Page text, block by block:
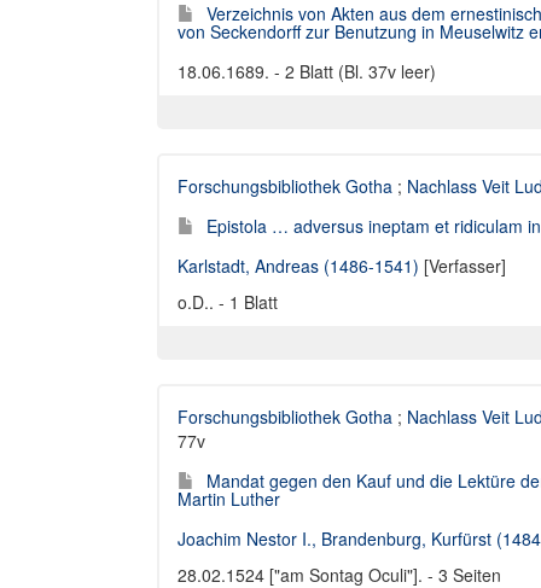
Verzeichnis von Akten aus dem
von Seckendorff zur Benutzung in Meuselwitz
18.06.1689. - 2 Blatt (Bl. 37v leer)
Forschungsbibliothek Gotha ; Nachlass Veit
Epistola … adversus ineptam et ridiculam
Karlstadt, Andreas (1486-1541) [Verfasser]
o.D.. - 1 Blatt
Forschungsbibliothek Gotha ; Nachlass Veit
77v
Mandat gegen den Kauf und die Lektüre
Martin Luther
Joachim Nestor I., Brandenburg, Kurfürst
28.02.1524 ["am Sontag Oculi"]. - 3 Seiten